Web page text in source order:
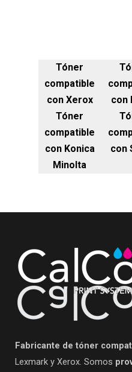
Tóner
compatible
con Xerox
con
Tóner
compatible
con Konica
Minolta
con
Fabricante de tóner
Lexmark y Xerox. Somos